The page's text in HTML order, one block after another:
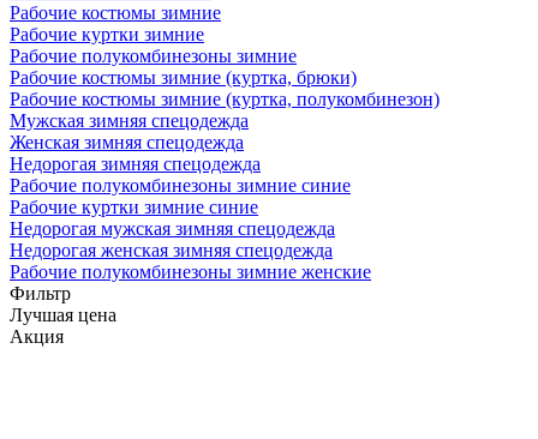
Рабочие костюмы зимние
Рабочие куртки зимние
Рабочие полукомбинезоны зимние
Рабочие костюмы зимние (куртка, брюки)
Рабочие костюмы зимние (куртка, полукомбинезон)
Мужская зимняя спецодежда
Женская зимняя спецодежда
Недорогая зимняя спецодежда
Рабочие полукомбинезоны зимние синие
Рабочие куртки зимние синие
Недорогая мужская зимняя спецодежда
Недорогая женская зимняя спецодежда
Рабочие полукомбинезоны зимние женские
Фильтр
Лучшая цена
Акция